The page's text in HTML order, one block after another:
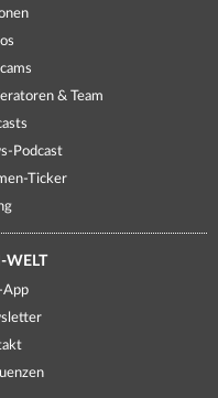
& Team
Podcast
Ticker
WELT
App